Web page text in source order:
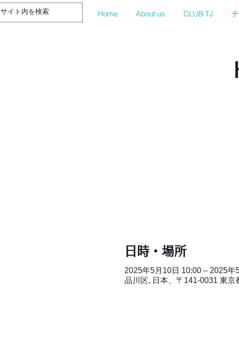
Home About us CLUB TJ
日時・場所
2025年5月10日 10:00 – 2025年
品川区, 日本、〒141-0031 東